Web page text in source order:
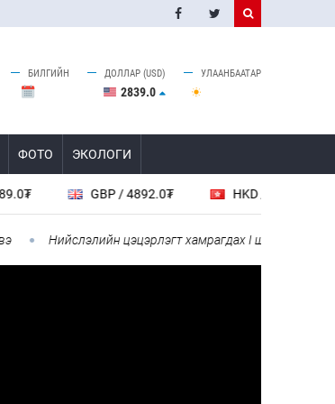
БИЛГИЙН ДОЛЛАР (USD)
2839.0
УЛААНБААТАР
ФОТО ЭКОЛОГИ
GBP / 4892.0₮ HKD / 461.5₮
Нийслэлийн цэцэрлэгт хамрагдах I шатны бүртгэл